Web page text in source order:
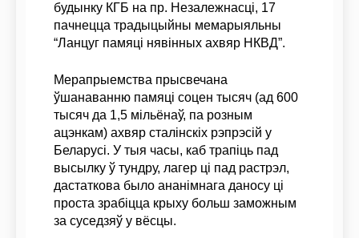
будынку КГБ на пр. Незалежнасці, 17
пачнецца традыцыйны мемарыяльны
“Ланцуг памяці нявінных ахвяр НКВД”.
Мерапрыемства прысвечана
ўшанаванню памяці соцен тысяч (ад 600
тысяч да 1,5 мільёнаў, па розным
ацэнкам) ахвяр сталінскіх рэпрэсій у
Беларусі. У тыя часы, каб трапіць пад
высылку ў тундру, лагер ці пад растрэл,
дастаткова было ананімнага даносу ці
проста зрабіцца крыху больш заможным
за суседзяў у вёсцы.